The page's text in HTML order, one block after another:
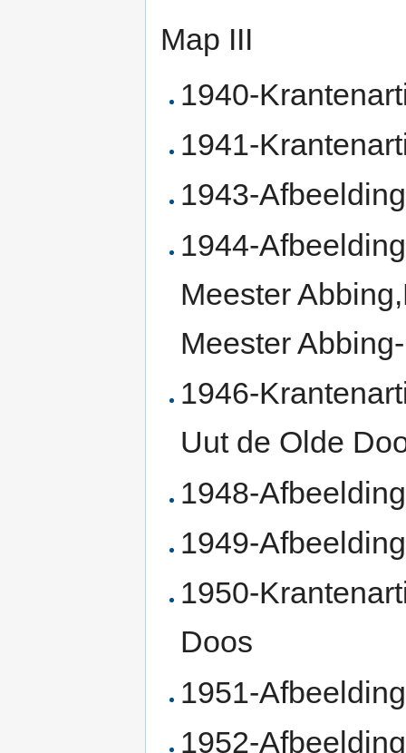
Map III
1940-
1941-
1943-
1944-
Meester
Meester
1946-
Uut de Olde
1948-
1949-
1950-
Doos
1951-
1952-